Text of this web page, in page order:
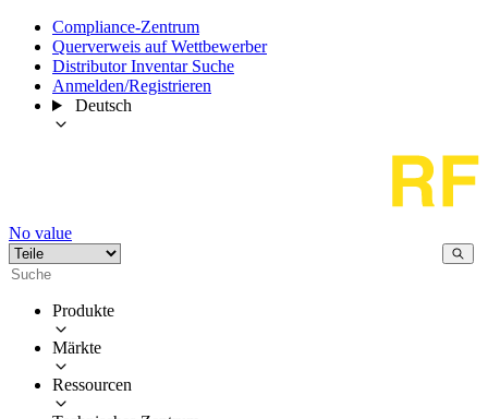
Compliance-Zentrum
Querverweis auf Wettbewerber
Distributor Inventar Suche
Anmelden/Registrieren
Deutsch
No value
Produkte
Märkte
Ressourcen